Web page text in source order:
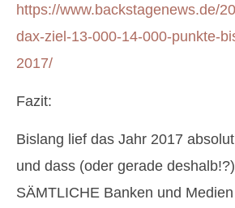
https://www.backstagenews.de/
dax-ziel-13-000-14-000-punkte-
2017/
Fazit:
Bislang lief das Jahr 2017
und dass (oder gerade
SÄMTLICHE Banken und